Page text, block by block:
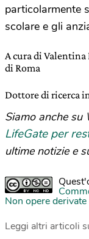
particolarmente
scolare e gli
A cura di
di Roma
Dottore di ricerca
Siamo anche su
LifeGate per
ultime notizie e
Non opere
Leggi altri articoli